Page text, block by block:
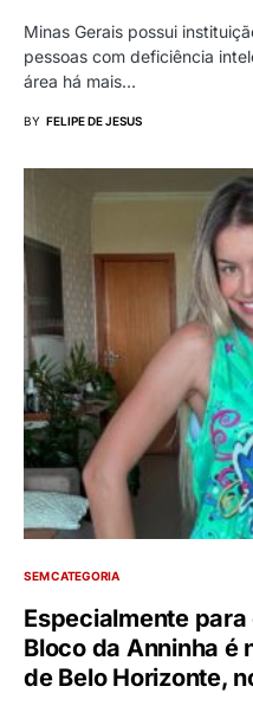
Minas Gerais possui
pessoas com deficiência
área há mais…
BY FELIPE DE JESUS
SEM CATEGORIA
Especialmente
Bloco da Anninha é
de Belo Horizonte,